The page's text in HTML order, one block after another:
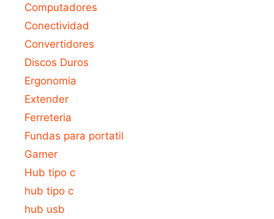
Computadores
Conectividad
Convertidores
Discos Duros
Ergonomia
Extender
Ferreteria
Fundas para portatil
Gamer
Hub tipo c
hub tipo c
hub usb